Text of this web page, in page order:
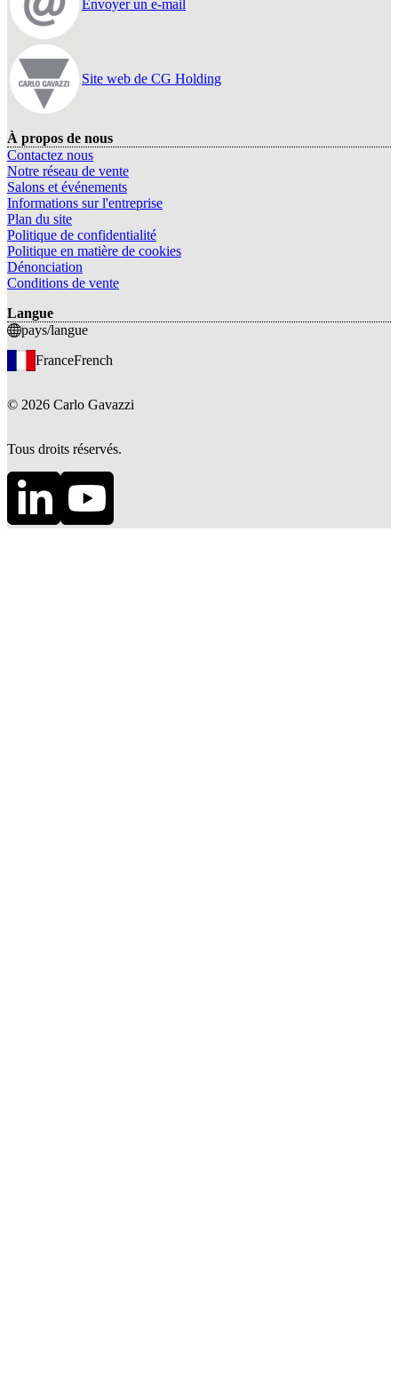
Envoyer un e-mail
Site web de CG Holding
À propos de nous
Contactez nous
Notre réseau de vente
Salons et événements
Informations sur l'entreprise
Plan du site
Politique de confidentialité
Politique en matière de cookies
Dénonciation
Conditions de vente
Langue
pays/langue
FranceFrench
© 2026 Carlo Gavazzi
Tous droits réservés.